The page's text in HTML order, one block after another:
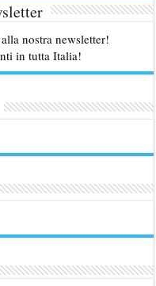
nostra newsletter!
in tutta Italia!